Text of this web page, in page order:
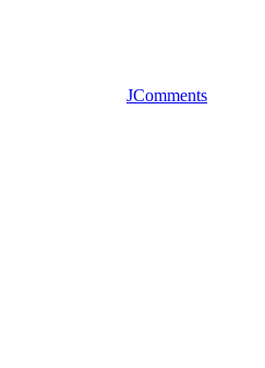
JComments